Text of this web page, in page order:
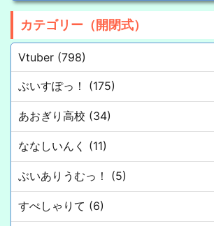
カテゴリー（開閉式）
Vtuber (798)
ぶいすぽっ！ (175)
あおぎり高校 (34)
ななしいんく (11)
ぶいありうむっ！ (5)
すぺしゃりて (6)